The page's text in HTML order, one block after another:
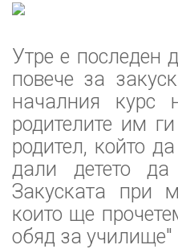
Утре е последен
повече за
началния
родителите им
родител, който
дали детето
Закуската при
които ще
обяд за училище"